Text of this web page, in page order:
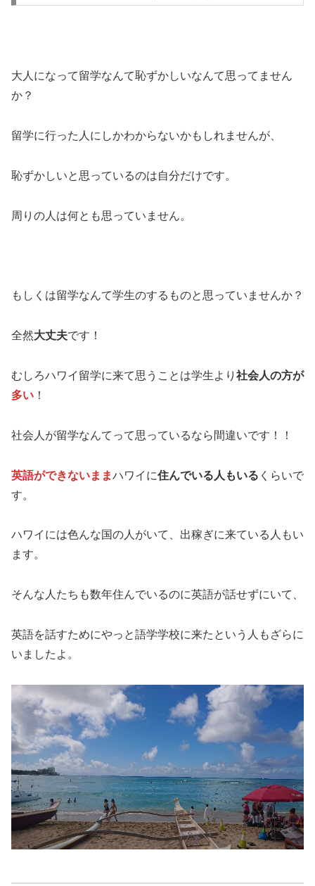
大人になって留学なんて恥ずかしいなんて思ってません
か？
留学に行った人にしかわからないかもしれませんが、
恥ずかしいと思っているのは自分だけです。
周りの人は何とも思っていません。
もしくは留学なんて学生のするものと思っていませんか？
全然大丈夫です！
むしろハワイ留学に来て思うことは学生より 社会人の方が
多い ！
社会人が留学なんてって思っているなら間違いです！！
英語ができないままハワイに住んでいる人もいる くらいで
す。
ハワイには色んな国の人がいて、出稼ぎに来ている人もい
ます。
そんな人たちも数年住んでいるのに英語が話せずにいて、
英語を話すためにやっと語学学校に来たという人もざらに
いましたよ。